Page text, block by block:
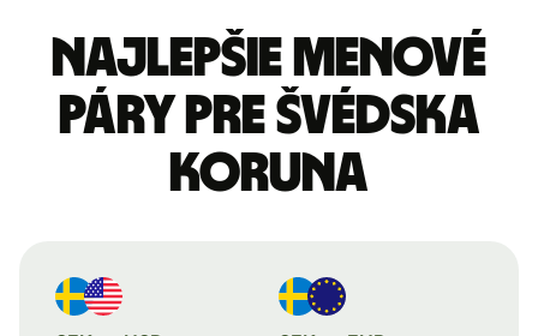
Najlepšie menové
páry pre Švédska
koruna